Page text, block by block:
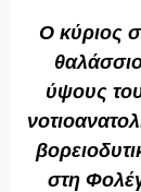
Ο κύριος
ύψους
στη